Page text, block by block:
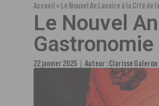
Accueil»Le Nouvel An Lunaire à la Cité de
Le Nouvel
Gastronomie
22 janvier 2025 Auteur :Clarisse Galeron